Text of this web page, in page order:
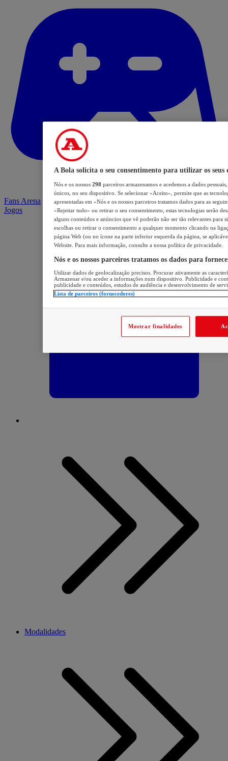
Fans Arena
Jogos
Modalidades
A Bola solicita o seu consentimento para utilizar os seus
Nós e os nossos 298 parceiros armazenamos e acedemos a dados
únicos, no seu dispositivo. Se selecionar «Aceito», permite que as
apresentadas em «Nós e os nossos parceiros tratamos dados para as
«Rejeitar tudo» ou retirar o seu consentimento, estas tecnologias serão
alguns conteúdos e anúncios que vê poderão não ser tão relevantes para
escolhas ou retirar o consentimento a qualquer momento clicando na
página Web (ou no ícone na parte inferior esquerda da página, se
Website. Para mais informação, consulte a nossa política de privacidade.
Nós e os nossos parceiros tratamos os dados para
Utilizar dados de geolocalização precisos. Procurar ativamente as
Armazenar e/ou aceder a informações num dispositivo. Publicidade e
publicidade e conteúdos, estudos de audiência e desenvolvimento de
Lista de parceiros (fornecedores)
Mostrar finalidades